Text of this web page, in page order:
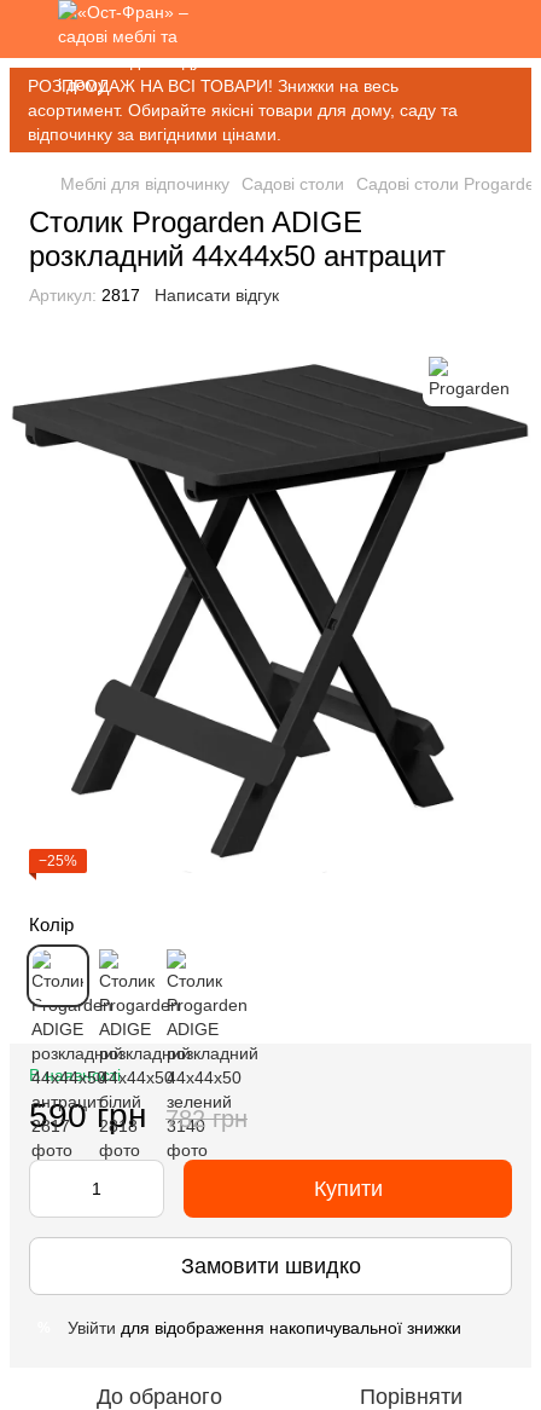
РОЗПРОДАЖ НА ВСІ ТОВАРИ! Знижки на весь
асортимент. Обирайте якісні товари для дому, саду та
відпочинку за вигідними цінами.
Меблі для відпочинку Садові столи Садові столи
Столик Progarden ADIGE
розкладний 44x44x50 антрацит
Артикул: 2817 Написати відгук
−25%
Колір
В наявності
590 грн 782 грн
Купити
Замовити швидко
Увійти для відображення накопичувальної знижки
До обраного Порівняти